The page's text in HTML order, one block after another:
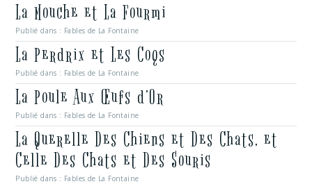
La Mouche et La Fourmi
Publié dans : Fables de La Fontaine
La Perdrix et Les Coqs
Publié dans : Fables de La Fontaine
La Poule Aux Œufs d’Or
Publié dans : Fables de La Fontaine
La Querelle Des Chiens et Des Chats, et
Celle Des Chats et Des Souris
Publié dans : Fables de La Fontaine